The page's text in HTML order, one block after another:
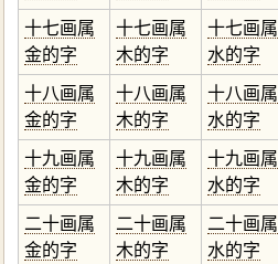
十七画属
金的字
十七画属
木的字
十七画属
水的字
十八画属
金的字
十八画属
木的字
十八画属
水的字
十九画属
金的字
十九画属
木的字
十九画属
水的字
二十画属
金的字
二十画属
木的字
二十画属
水的字